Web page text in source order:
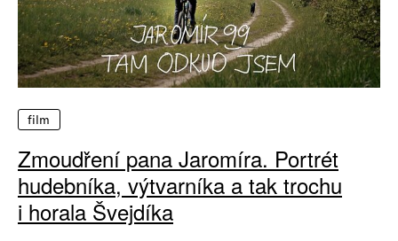
film
Zmoudření pana Jaromíra. Portrét
hudebníka, výtvarníka a tak trochu
i horala Švejdíka